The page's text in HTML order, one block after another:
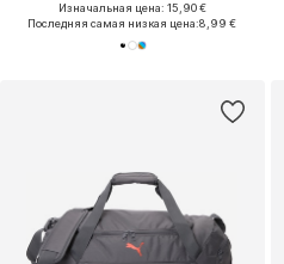
Изначальная цена: 15,90 €
Последняя самая низкая цена:8,99 €